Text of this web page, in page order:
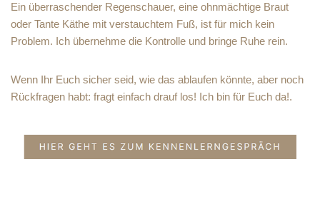
Ein überraschender Regenschauer, eine ohnmächtige Braut
oder Tante Käthe mit verstauchtem Fuß, ist für mich kein
Problem. Ich übernehme die Kontrolle und bringe Ruhe rein.
Wenn Ihr Euch sicher seid, wie das ablaufen könnte, aber noch
Rückfragen habt: fragt einfach drauf los! Ich bin für Euch da!.